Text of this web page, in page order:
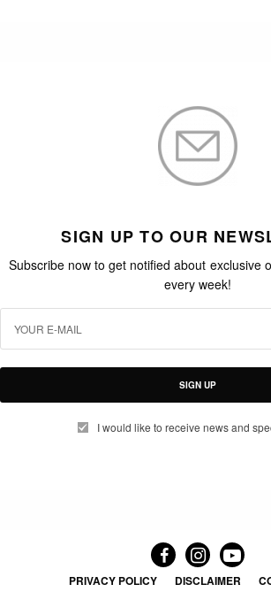
SIGN UP TO OUR
Subscribe now to get notified about exclusive
every week!
SIGN UP
I would like to receive news and
PRIVACY POLICY DISCLAIMER